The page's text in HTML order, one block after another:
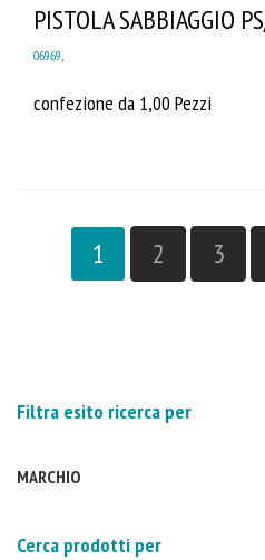
PISTOLA SABBIAGGIO
06969,
confezione da 1,00 Pezzi
1 2 3
Filtra esito ricerca per
MARCHIO
Cerca prodotti per